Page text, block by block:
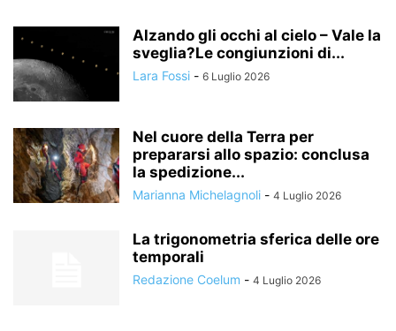
Alzando gli occhi al cielo – Vale la
sveglia?Le congiunzioni di...
Lara Fossi - 6 Luglio 2026
Nel cuore della Terra per
prepararsi allo spazio: conclusa
la spedizione...
Marianna Michelagnoli - 4 Luglio 2026
La trigonometria sferica delle ore
temporali
Redazione Coelum - 4 Luglio 2026